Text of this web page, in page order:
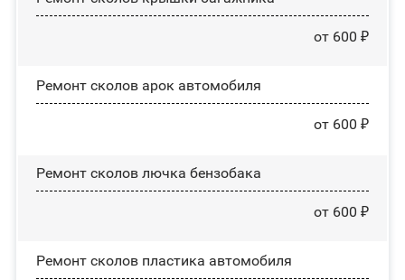
от 600 ₽
Ремонт сколов арок автомобиля
от 600 ₽
Ремонт сколов лючка бензобака
от 600 ₽
Ремонт сколов пластика автомобиля